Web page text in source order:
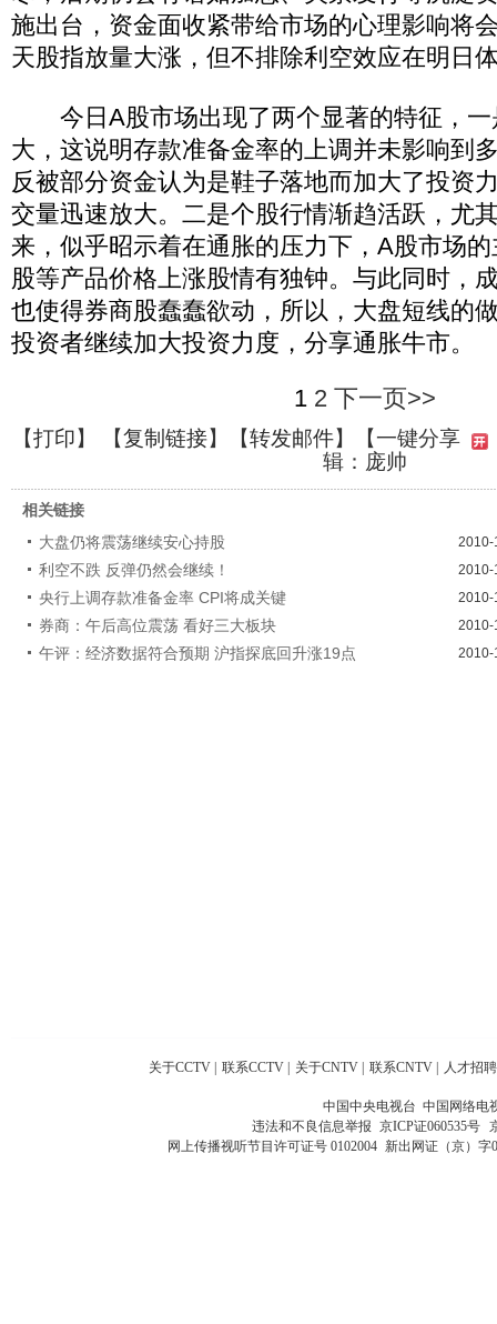
施出台，资金面收紧带给市场的心理影响将
天股指放量大涨，但不排除利空效应在明日
今日A股市场出现了两个显著的特征，一
大，这说明存款准备金率的上调并未影响到
反被部分资金认为是鞋子落地而加大了投资
交量迅速放大。二是个股行情渐趋活跃，尤
来，似乎昭示着在通胀的压力下，A股市场
股等产品价格上涨股情有独钟。与此同时，
也使得券商股蠢蠢欲动，所以，大盘短线的
投资者继续加大投资力度，分享通胀牛市。
1 2 下一页>>
【打印】 【复制链接】【转发邮件】
【一键分享
辑：庞帅
相关链接
大盘仍将震荡继续安心持股
2010-
利空不跌 反弹仍然会继续！ 2010-
央行上调存款准备金率 CPI将成关键 2010-
券商：午后高位震荡 看好三大板块 2010-
午评：经济数据符合预期 沪指探底回升涨19点 2010-
关于CCTV 联系CCTV 关于CNTV 联系CNTV 人才招聘
中国中央电视台 中国网络电
违法和不良信息举报 京ICP证060535号
网上传播视听节目许可证号 0102004 新出网证（京）